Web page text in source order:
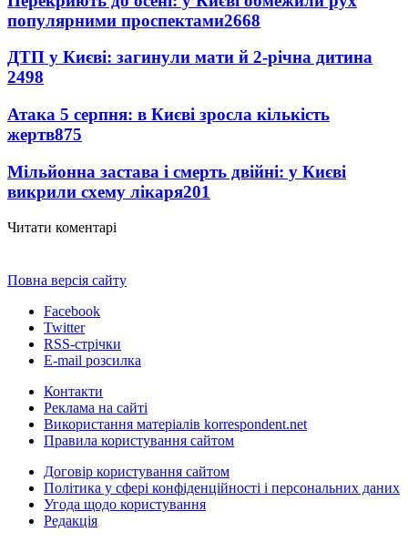
популярними проспектами2668
ДТП у Києві: загинули мати й 2-річна дитина
2498
Атака 5 серпня: в Києві зросла кількість
жертв875
Мільйонна застава і смерть двійні: у Києві
викрили схему лікаря201
Читати коментарі
Повна версія сайту
Facebook
Twitter
RSS-стрічки
E-mail розсилка
Контакти
Реклама на сайті
Використання матеріалів korrespondent.net
Правила користування сайтом
Договір користування сайтом
Політика у сфері конфіденційності і персональних даних
Угода щодо користування
Редакція